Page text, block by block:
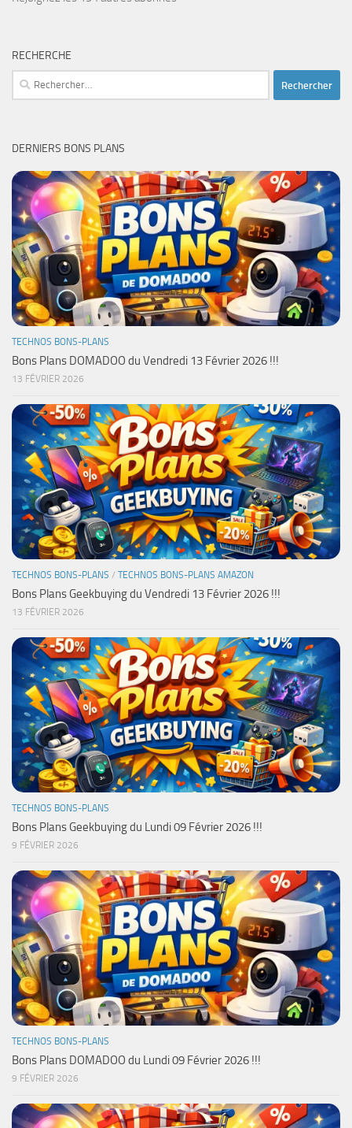
RECHERCHE
Rechercher :
DERNIERS BONS PLANS
TECHNOS BONS-PLANS
Bons Plans DOMADOO du Vendredi 13 Février 2026 !!!
13 FÉVRIER 2026
TECHNOS BONS-PLANS / TECHNOS BONS-PLANS AMAZON
Bons Plans Geekbuying du Vendredi 13 Février 2026 !!!
13 FÉVRIER 2026
TECHNOS BONS-PLANS
Bons Plans Geekbuying du Lundi 09 Février 2026 !!!
9 FÉVRIER 2026
TECHNOS BONS-PLANS
Bons Plans DOMADOO du Lundi 09 Février 2026 !!!
9 FÉVRIER 2026